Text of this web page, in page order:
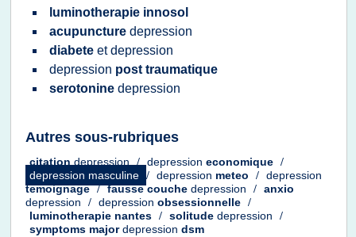
luminotherapie innosol
acupuncture depression
diabete etdepression
depression post traumatique
serotonine depression
Autres sous-rubriques
citationdepression / depression economique /
depression masculine / depression meteo / depression
temoignage / fausse couche depression / anxio
depression
/ depression obsessionnelle /
luminotherapie nantes / solitude depression
/
symptoms majordepression dsm